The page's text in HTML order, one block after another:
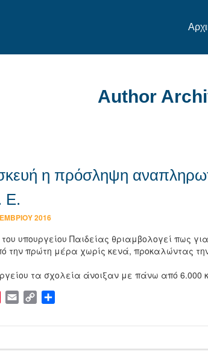
Author
η πρόσληψη
Ε.
2016
του υπουργείου Παιδείας θριαμβολογεί πως
την πρώτη μέρα χωρίς κενά, προκαλώντας την
τα σχολεία άνοιξαν με πάνω από 6.000
Pinterest
Email Copy